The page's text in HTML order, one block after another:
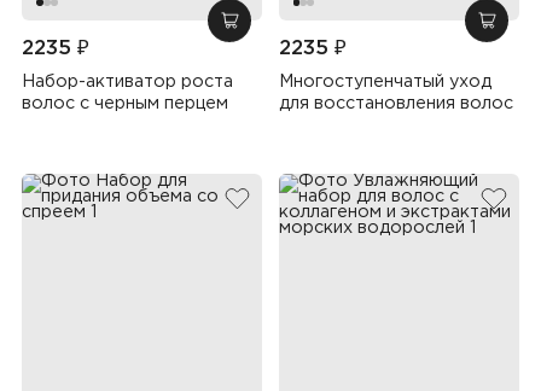
добавить в корзину
2235 ₽
Набор-активатор роста
волос с черным перцем
2235 ₽
Многоступенчатый уход
для восстановления волос
добавить в избранное